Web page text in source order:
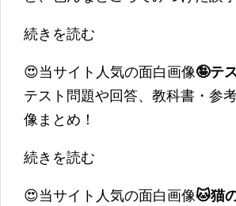
続きを読む
😍当サイト人気の面白画像🤪テ
テスト問題や回答、教科書・参
像まとめ！
続きを読む
😍当サイト人気の面白画像🐱猫